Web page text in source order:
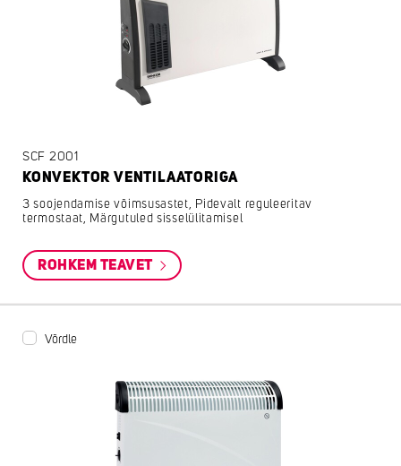
SCF 2001
KONVEKTOR VENTILAATORIGA
3 soojendamise võimsusastet, Pidevalt reguleeritav
termostaat, Märgutuled sisselülitamisel
ROHKEM TEAVET
Võrdle